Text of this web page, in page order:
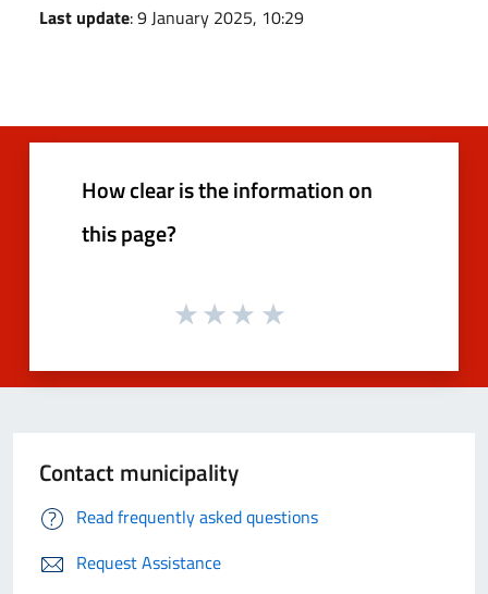
Last update: 9 January 2025, 10:29
How clear is the information on
this page?
Contact municipality
Read frequently asked questions
Request Assistance